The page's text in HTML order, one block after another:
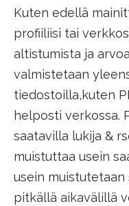
Kuten edellä
profiiliisi tai
altistumista ja
valmistetaan
tiedostoilla,kuten
helposti verkossa.
saatavilla lukija &
muistuttaa usein
usein
pitkällä aikavälillä